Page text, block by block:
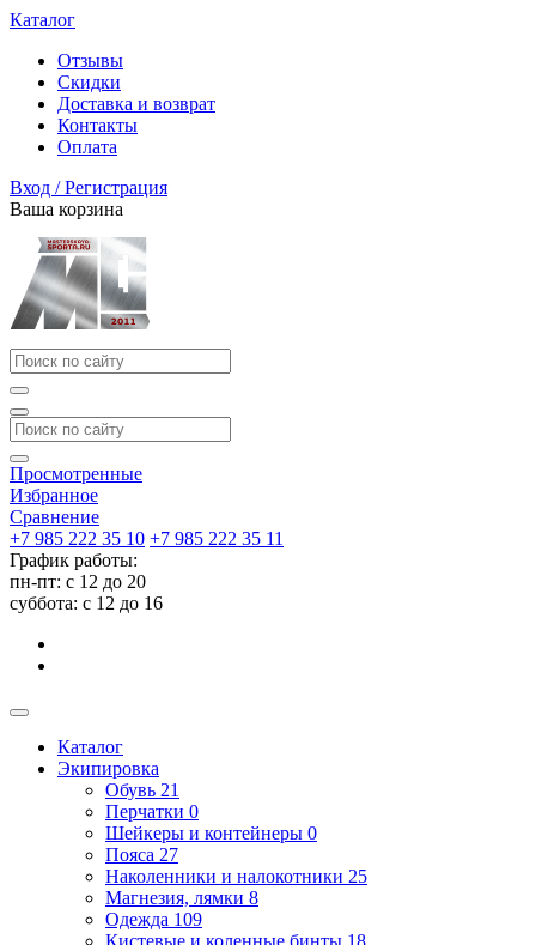
Каталог
Отзывы
Скидки
Доставка и возврат
Контакты
Оплата
Вход / Регистрация
Ваша корзина
Просмотренные
Избранное
Сравнение
+7 985 222 35 10 +7 985 222 35 11
График работы:
пн-пт: с 12 до 20
суббота: c 12 до 16
Каталог
Экипировка
Обувь 21
Перчатки 0
Шейкеры и контейнеры 0
Пояса 27
Наколенники и налокотники 25
Магнезия, лямки 8
Одежда 109
Кистевые и коленные бинты 18